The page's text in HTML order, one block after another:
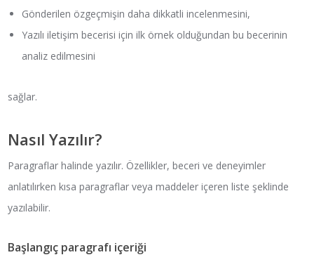
Gönderilen özgeçmişin daha dikkatli incelenmesini,
Yazılı iletişim becerisi için ilk örnek olduğundan bu becerinin
analiz edilmesini
sağlar.
Nasıl Yazılır?
Paragraflar halinde yazılır. Özellikler, beceri ve deneyimler
anlatılırken kısa paragraflar veya maddeler içeren liste şeklinde
yazılabilir.
Başlangıç paragrafı içeriği